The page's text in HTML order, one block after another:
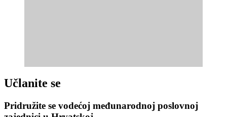
Učlanite se
Pridružite se vodećoj međunarodnoj poslovnoj